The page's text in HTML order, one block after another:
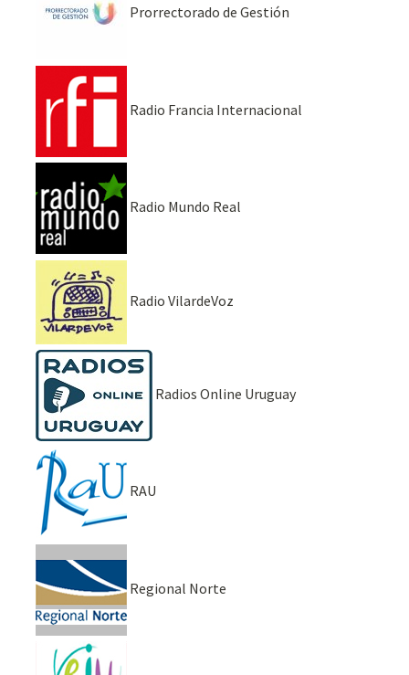
Prorrectorado de Gestión
Radio Francia Internacional
Radio Mundo Real
Radio VilardeVoz
Radios Online Uruguay
RAU
Regional Norte